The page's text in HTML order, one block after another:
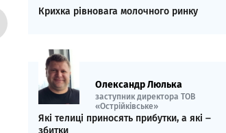
Крихка рівновага молочного ринку
Олександр Люлька
заступник директора ТОВ
«Острійківське»
Які телиці приносять прибутки, а які ‒
збитки